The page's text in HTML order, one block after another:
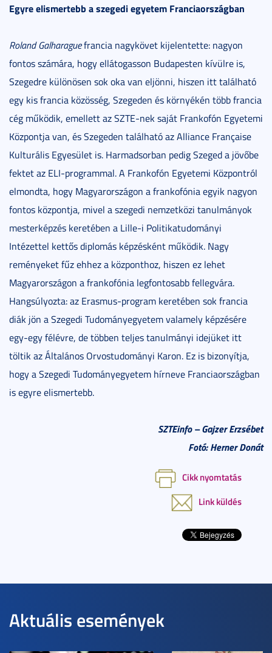
Egyre elismertebb a szegedi egyetem Franciaországban
Roland Galharaguefrancia nagykövet kijelentette: nagyon
fontos számára, hogy ellátogasson Budapesten kívülre is,
Szegedre különösen sok oka van eljönni, hiszen itt található
egy kis francia közösség, Szegeden és környékén több francia
cég működik, emellett az SZTE-nek saját Frankofón Egyetemi
Központja van, és Szegeden található az Alliance Française
Kulturális Egyesület is. Harmadsorban pedig Szeged a jövőbe
fektet az ELI-programmal. A Frankofón Egyetemi Központról
elmondta, hogy Magyarországon a frankofónia egyik nagyon
fontos központja, mivel a szegedi nemzetközi tanulmányok
mesterképzés keretében a Lille-i Politikatudományi
Intézettel kettős diplomás képzésként működik. Nagy
reményeket fűz ehhez a központhoz, hiszen ez lehet
Magyarországon a frankofónia legfontosabb fellegvára.
Hangsúlyozta: az Erasmus-program keretében sok francia
diák jön a Szegedi Tudományegyetem valamely képzésére
egy-egy félévre, de többen teljes tanulmányi idejüket itt
töltik az Általános Orvostudományi Karon. Ez is bizonyítja,
hogy a Szegedi Tudományegyetem hírneve Franciaországban
is egyre elismertebb.
SZTEinfo – Gajzer Erzsébet
Fotó: Herner Donát
Cikk nyomtatás
Link küldés
Aktuális események